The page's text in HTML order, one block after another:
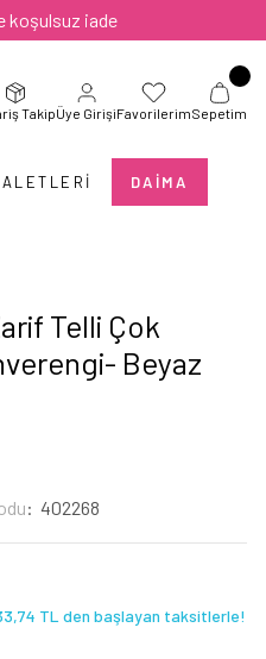
iade
TakipÜye GirişiFavorilerimSepetim
DAIMA
Telli Çok
Beyaz
402268
TL den başlayan taksitlerle!